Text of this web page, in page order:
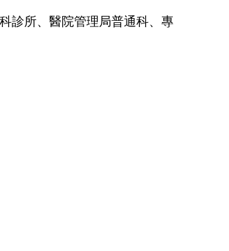
診所、醫院管理局普通科、專